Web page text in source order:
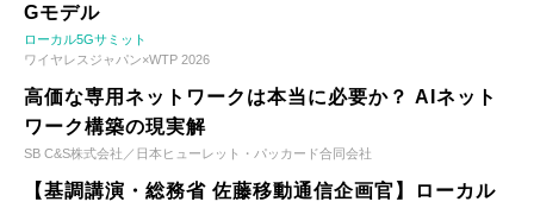
Gモデル
ローカル5Gサミット
ワイヤレスジャパン×WTP 2026
高価な専用ネットワークは本当に必要か？ AIネット
ワーク構築の現実解
SB C&S株式会社／日本ヒューレット・パッカード合同会社
【基調講演・総務省 佐藤移動通信企画官】ローカル